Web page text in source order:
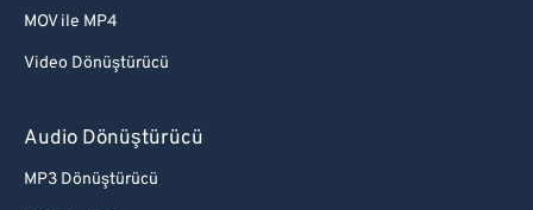
MOV ile MP4
Video Dönüştürücü
Audio Dönüştürücü
MP3 Dönüştürücü